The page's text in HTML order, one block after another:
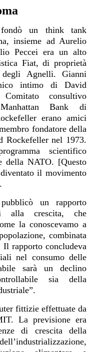
un think tank
insieme ad Aurelio
Peccei era un alto
Fiat, di proprietà
Agnelli. Gianni
intimo di David
consultivo
Bank di
erano amici
fondatore della
Rockefeller nel 1973.
scientifico
della NATO. [Questo
il movimento
un rapporto
alla crescita, che
la conoscevamo a
combinata
rapporto concludeva
nel consumo delle
sarà un declino
sia della
fittizie effettuate da
La previsione era
di crescita della